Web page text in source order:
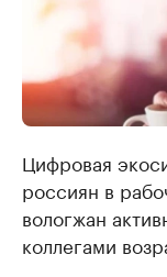
Цифровая
россиян в
вологжан
коллегами